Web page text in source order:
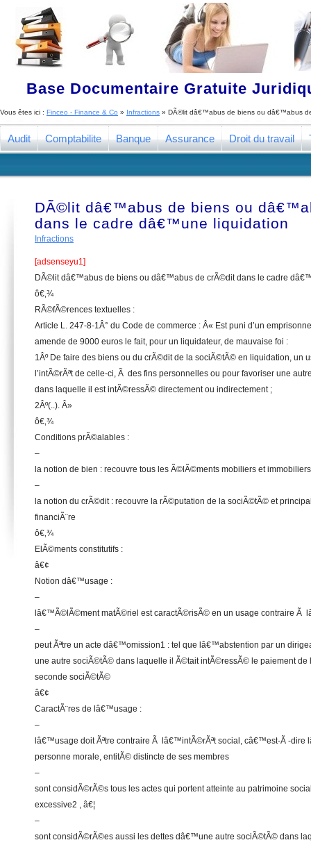
Base Documentaire Gratuite
Vous êtes ici : Finceo - Finance & Co » Infractions » DÃ©lit dâ€™abus de biens ou dâ€™abus
Audit Comptabilite Banque Assurance Droit du travail
DÃ©lit dâ€™abus de biens ou
dans le cadre dâ€™une liquidation
Infractions
[adsenseyu1]
DÃ©lit dâ€™abus de biens ou dâ€™abus de crÃ©dit dans le cadre
ô€‚¾
RÃ©fÃ©rences textuelles :
Article L. 247-8-1Â° du Code de commerce : Â« Est puni d’un
amende de 9000 euros le fait, pour un liquidateur, de mauvaise foi :
1Âº De faire des biens ou du crÃ©dit de la sociÃ©tÃ© en liquidation, un
l’intÃ©rÃªt de celle-ci, Ã des fins personnelles ou pour favoriser une
dans laquelle il est intÃ©ressÃ© directement ou indirectement ;
2Âº(..). Â»
ô€‚¾
Conditions prÃ©alables :
–
la notion de bien : recouvre tous les Ã©lÃ©ments mobiliers et
–
la notion du crÃ©dit : recouvre la rÃ©putation de la sociÃ©tÃ© et
financiÃ¨re
ô€‚¾
ElÃ©ments constitutifs :
â€¢
Notion dâ€™usage :
–
lâ€™Ã©lÃ©ment matÃ©riel est caractÃ©risÃ© en un usage contraire Ã
–
peut Ãªtre un acte dâ€™omission1 : tel que lâ€™abstention par un
une autre sociÃ©tÃ© dans laquelle il Ã©tait intÃ©ressÃ© le paiement de
seconde sociÃ©tÃ©
â€¢
CaractÃ¨res de lâ€™usage :
–
lâ€™usage doit Ãªtre contraire Ã lâ€™intÃ©rÃªt social, câ€™est-Ã -dire
personne morale, entitÃ© distincte de ses membres
–
sont considÃ©rÃ©s tous les actes qui portent atteinte au patrimoine
excessive2 , â€¦
–
sont considÃ©rÃ©es aussi les dettes dâ€™une autre sociÃ©tÃ© dans